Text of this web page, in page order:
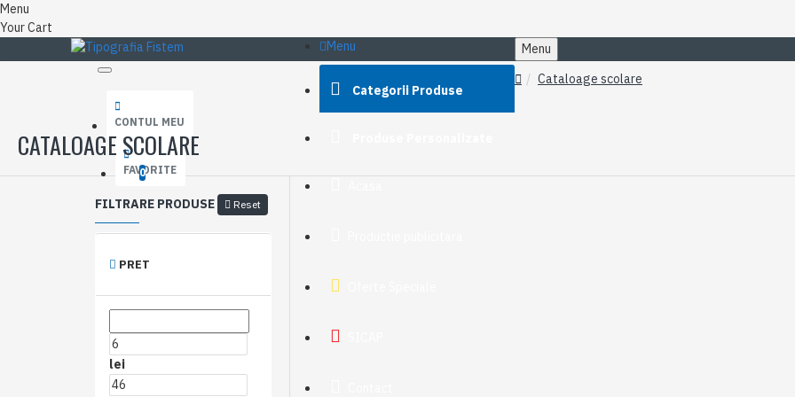
Menu
Your Cart
CONTUL MEU
FAVORITE
0
Menu
Categorii Produse
Menu
Cataloage scolare
CATALOAGE SCOLARE
FILTRARE PRODUSE Reset
PRET
lei